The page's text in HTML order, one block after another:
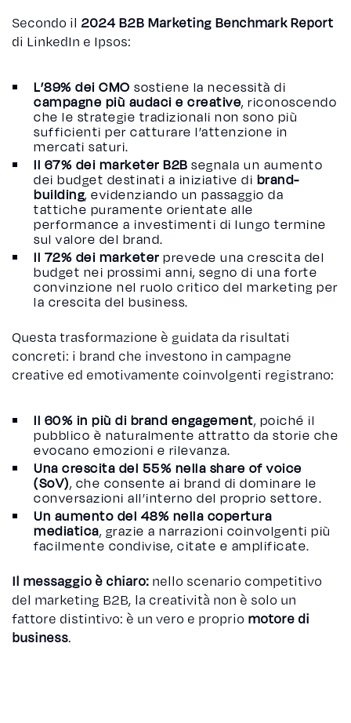
Secondo il 2024 B2B Marketing Benchmark Report
di LinkedIn e Ipsos:
L’89% dei CMO sostiene la necessità di
campagne più audaci e creative, riconoscendo
che le strategie tradizionali non sono più
sufficienti per catturare l’attenzione in
mercati saturi.
Il 67% dei marketer B2B segnala un aumento
dei budget destinati a iniziative di brand-
building, evidenziando un passaggio da
tattiche puramente orientate alle
performance a investimenti di lungo termine
sul valore del brand.
Il 72% dei marketer prevede una crescita del
budget nei prossimi anni, segno di una forte
convinzione nel ruolo critico del marketing per
la crescita del business.
Questa trasformazione è guidata da risultati
concreti: i brand che investono in campagne
creative ed emotivamente coinvolgenti registrano:
Il 60% in più di brand engagement, poiché il
pubblico è naturalmente attratto da storie che
evocano emozioni e rilevanza.
Una crescita del 55% nella share of voice
(SoV), che consente ai brand di dominare le
conversazioni all’interno del proprio settore.
Un aumento del 48% nella copertura
mediatica, grazie a narrazioni coinvolgenti più
facilmente condivise, citate e amplificate.
Il messaggio è chiaro: nello scenario competitivo
del marketing B2B, la creatività non è solo un
fattore distintivo: è un vero e proprio motore di
business.